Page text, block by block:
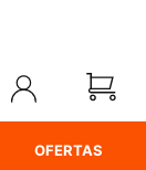
OFERTAS